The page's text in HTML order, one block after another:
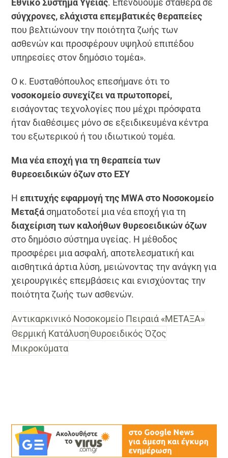
σύγχρονες, ελάχιστα επεμβατικές θεραπείες
που βελτιώνουν την ποιότητα ζωής των
ασθενών και προσφέρουν υψηλού επιπέδου
υπηρεσίες στον δημόσιο τομέα».
Ο κ. Ευσταθόπουλος επεσήμανε ότι το
νοσοκομείο συνεχίζει να πρωτοπορεί,
εισάγοντας τεχνολογίες που μέχρι πρόσφατα
ήταν διαθέσιμες μόνο σε εξειδικευμένα κέντρα
του εξωτερικού ή του ιδιωτικού τομέα.
Μια νέα εποχή για τη θεραπεία των
θυρεοειδικών όζων στο ΕΣΥ
Η επιτυχής εφαρμογή της MWA στο Νοσοκομείο
Μεταξά σηματοδοτεί μια νέα εποχή για τη
διαχείριση των καλοήθων θυρεοειδικών όζων
στο δημόσιο σύστημα υγείας. Η μέθοδος
προσφέρει μια ασφαλή, αποτελεσματική και
αισθητικά άρτια λύση, μειώνοντας την ανάγκη για
χειρουργικές επεμβάσεις και ενισχύοντας την
ποιότητα ζωής των ασθενών.
Αντικαρκινικό Νοσοκομείο Πειραιά «ΜΕΤΑΞΑ»
Θερμική ΚατάλυσηΘυροειδικός Όζος
Μικροκύματα